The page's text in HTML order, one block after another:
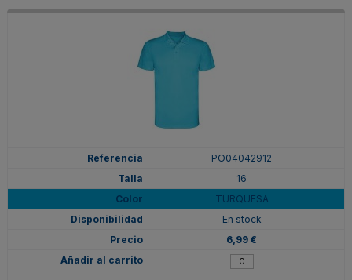
PO04042912
16
TURQUESA
En stock
6,99 €